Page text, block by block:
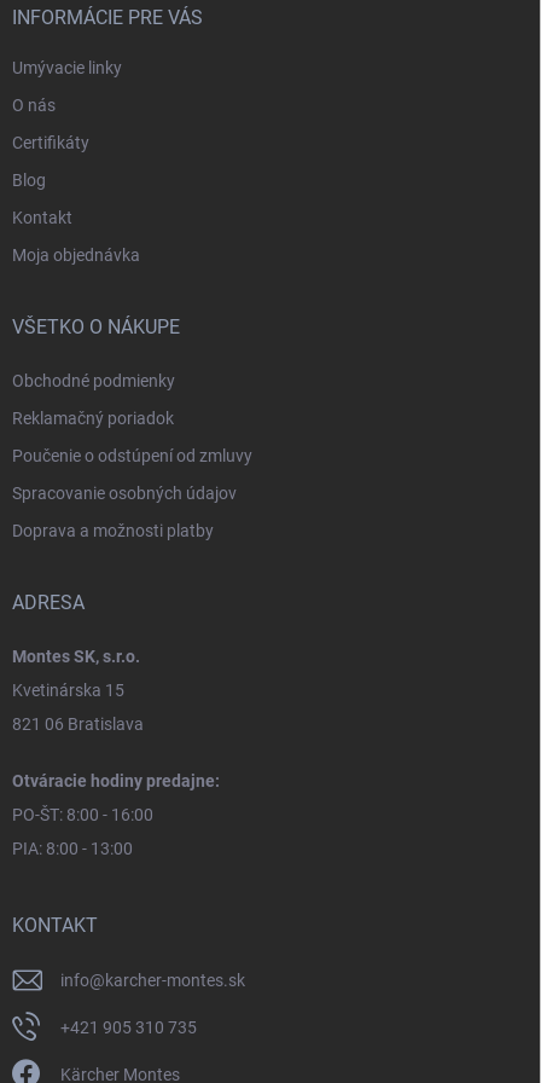
INFORMÁCIE PRE VÁS
Umývacie linky
O nás
Certifikáty
Blog
Kontakt
Moja objednávka
VŠETKO O NÁKUPE
Obchodné podmienky
Reklamačný poriadok
Poučenie o odstúpení od zmluvy
Spracovanie osobných údajov
Doprava a možnosti platby
ADRESA
Montes SK, s.r.o.
Kvetinárska 15
821 06 Bratislava
Otváracie hodiny predajne:
PO-ŠT: 8:00 - 16:00
PIA: 8:00 - 13:00
KONTAKT
info@karcher-montes.sk
+421 905 310 735
Kärcher Montes